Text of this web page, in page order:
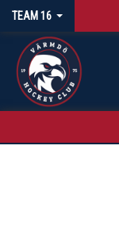
TEAM 16